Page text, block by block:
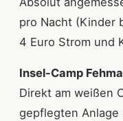
pro Nacht (Kinder
4 Euro Strom und
Insel-Camp
Direkt am weißen
gepflegten Anlage